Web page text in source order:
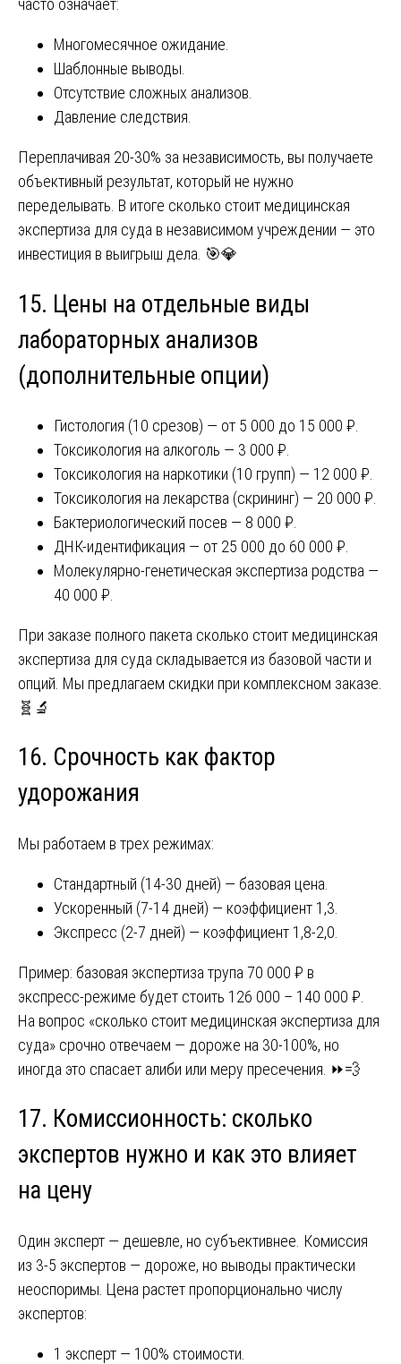
часто означает:
Многомесячное ожидание.
Шаблонные выводы.
Отсутствие сложных анализов.
Давление следствия.
Переплачивая 20-30% за независимость, вы получаете
объективный результат, который не нужно
переделывать. В итоге сколько стоит медицинская
экспертиза для суда в независимом учреждении — это
инвестиция в выигрыш дела. 🎯💎
15. Цены на отдельные виды
лабораторных анализов
(дополнительные опции)
Гистология (10 срезов) — от 5 000 до 15 000 ₽.
Токсикология на алкоголь — 3 000 ₽.
Токсикология на наркотики (10 групп) — 12 000 ₽.
Токсикология на лекарства (скрининг) — 20 000 ₽.
Бактериологический посев — 8 000 ₽.
ДНК-идентификация — от 25 000 до 60 000 ₽.
Молекулярно-генетическая экспертиза родства —
40 000 ₽.
При заказе полного пакета сколько стоит медицинская
экспертиза для суда складывается из базовой части и
опций. Мы предлагаем скидки при комплексном заказе.
🧬🔬
16. Срочность как фактор
удорожания
Мы работаем в трех режимах:
Стандартный (14-30 дней) — базовая цена.
Ускоренный (7-14 дней) — коэффициент 1,3.
Экспресс (2-7 дней) — коэффициент 1,8-2,0.
Пример: базовая экспертиза трупа 70 000 ₽ в
экспресс-режиме будет стоить 126 000 – 140 000 ₽.
На вопрос «сколько стоит медицинская экспертиза для
суда» срочно отвечаем — дороже на 30-100%, но
иногда это спасает алиби или меру пресечения. ⏩💨
17. Комиссионность: сколько
экспертов нужно и как это влияет
на цену
Один эксперт — дешевле, но субъективнее. Комиссия
из 3-5 экспертов — дороже, но выводы практически
неоспоримы. Цена растет пропорционально числу
экспертов:
1 эксперт — 100% стоимости.